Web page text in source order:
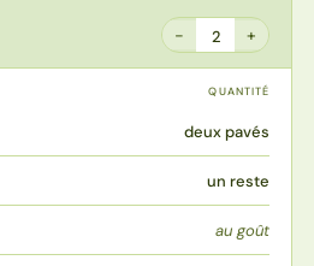
− 2 +
QUANTITÉ
deux pavés
un reste
au goût